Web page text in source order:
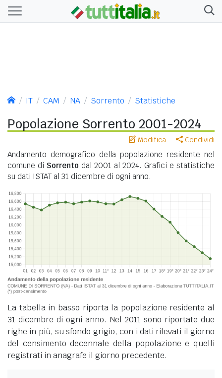
IT CAM NA Sorrento Statistiche
Popolazione Sorrento 2001-2024
Modifica Condividi
Andamento demografico della popolazione residente nel
comune di Sorrento dal 2001 al 2024. Grafici e statistiche
su dati ISTAT al 31 dicembre di ogni anno.
La tabella in basso riporta la popolazione residente al
31 dicembre di ogni anno. Nel 2011 sono riportate due
righe in più, su sfondo grigio, con i dati rilevati il giorno
del censimento decennale della popolazione e quelli
registrati in anagrafe il giorno precedente.